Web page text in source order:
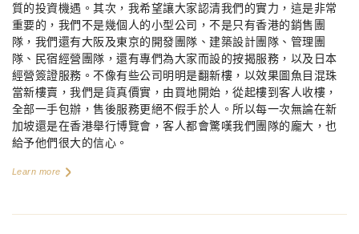
質的投資機遇。其次，我希望讓大家認清我們的實力，這是非常
重要的，我們不是幾個人的小型公司，不是只有香港的銷售團
隊，我們還有大阪及東京的開發團隊、建築設計團隊、管理團
隊、民宿經營團隊，還有專們為大家而設的按揭服務，以及日本
經營簽證服務。不像有些公司明明是翻新樓，以效果圖魚目混珠
當新樓賣，我們是貨真價實，由買地開始，從起樓到客人收樓，
全部一手包辦，售後服務更絕不假手於人。所以每一次無論在新
加坡還是在香港舉行博覽會，客人都會驚嘆我們團隊的龐大，也
給予他們很大的信心。
Learn more